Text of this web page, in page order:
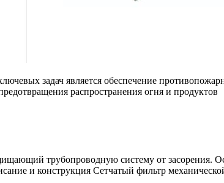
задач является обеспечение
распространения огня и продуктов
трубопроводную систему от засорения.
и конструкция Сетчатый фильтр